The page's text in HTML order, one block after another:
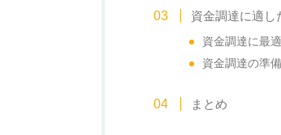
資金調達に適し
資金調達に最
資金調達の準
まとめ